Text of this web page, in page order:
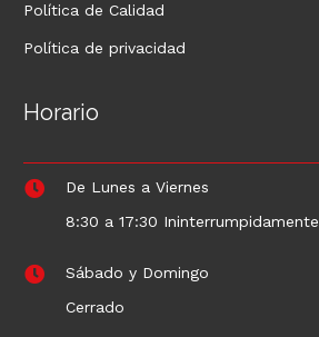
Política de Calidad
Política de privacidad
Horario
De Lunes a Viernes
8:30 a 17:30 Ininterrumpidamente
Sábado y Domingo
Cerrado